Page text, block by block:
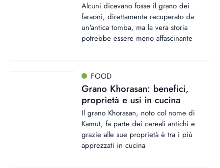
Alcuni dicevano fosse il grano dei
faraoni, direttamente recuperato da
un'antica tomba, ma la vera storia
potrebbe essere meno affascinante
FOOD
Grano Khorasan: benefici,
proprietà e usi in cucina
Il grano Khorasan, noto col nome di
Kamut, fa parte dei cereali antichi e
grazie alle sue proprietà è tra i più
apprezzati in cucina